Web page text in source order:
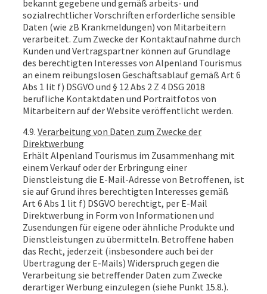
bekannt gegebene und gemäß arbeits- und
sozialrechtlicher Vorschriften erforderliche sensible
Daten (wie zB Krankmeldungen) von Mitarbeitern
verarbeitet. Zum Zwecke der Kontaktaufnahme durch
Kunden und Vertragspartner können auf Grundlage
des berechtigten Interesses von Alpenland Tourismus
an einem reibungslosen Geschäftsablauf gemäß Art 6
Abs 1 lit f) DSGVO und § 12 Abs 2 Z 4 DSG 2018
berufliche Kontaktdaten und Portraitfotos von
Mitarbeitern auf der Website veröffentlicht werden.
4.9. Verarbeitung von Daten zum Zwecke der
Direktwerbung
Erhält Alpenland Tourismus im Zusammenhang mit
einem Verkauf oder der Erbringung einer
Dienstleistung die E-Mail-Adresse von Betroffenen, ist
sie auf Grund ihres berechtigten Interesses gemäß
Art 6 Abs 1 lit f) DSGVO berechtigt, per E-Mail
Direktwerbung in Form von Informationen und
Zusendungen für eigene oder ähnliche Produkte und
Dienstleistungen zu übermitteln. Betroffene haben
das Recht, jederzeit (insbesondere auch bei der
Übertragung der E-Mails) Widerspruch gegen die
Verarbeitung sie betreffender Daten zum Zwecke
derartiger Werbung einzulegen (siehe Punkt 15.8.).